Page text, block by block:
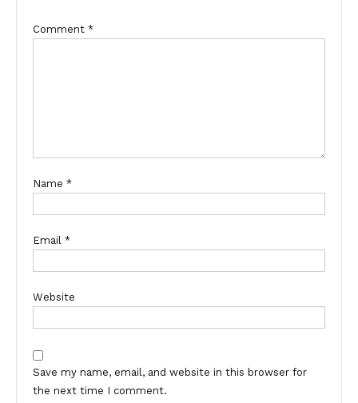
Comment *
Name *
Email *
Website
Save my name, email, and website in this browser for
the next time I comment.